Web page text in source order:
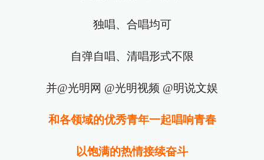
独唱、合唱均可
自弹自唱、清唱形式不限
并@光明网 @光明视频 @明说文娱
和各领域的优秀青年一起唱响青春
以饱满的热情接续奋斗